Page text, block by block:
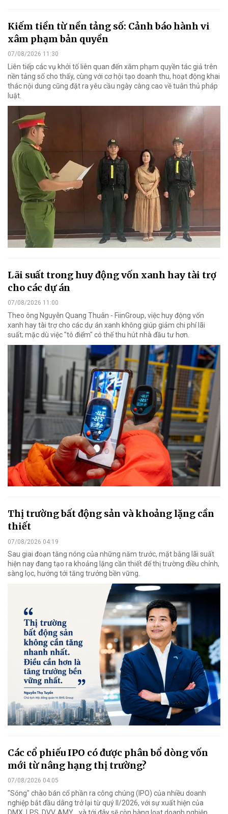
Kiếm tiền từ nền tảng số: Cảnh báo hành vi
xâm phạm bản quyền
07/08/2026 11:30
Liên tiếp các vụ khởi tố liên quan đến xâm phạm quyền tác giả trên
nền tảng số cho thấy, cùng với cơ hội tạo doanh thu, hoạt động khai
thác nội dung cũng đặt ra yêu cầu ngày càng cao về tuân thủ pháp
luật.
Lãi suất trong huy động vốn xanh hay tài trợ
cho các dự án
07/08/2026 11:00
Theo ông Nguyễn Quang Thuân - FiinGroup, việc huy động vốn
xanh hay tài trợ cho các dự án xanh không giúp giảm chi phí lãi
suất; mặc dù việc "tô điểm" có thể thu hút nhà đầu tư hơn.
Thị trường bất động sản và khoảng lặng cần
thiết
07/08/2026 04:19
Sau giai đoạn tăng nóng của những năm trước, mặt bằng lãi suất
hiện nay đang tạo ra khoảng lặng cần thiết để thị trường điều chỉnh,
sàng lọc, hướng tới tăng trưởng bền vững.
Các cổ phiếu IPO có được phân bổ dòng vốn
mới từ nâng hạng thị trường?
07/08/2026 04:05
"Sóng" chào bán cổ phần ra công chúng (IPO) của nhiều doanh
nghiệp bắt đầu dâng trở lại từ quý II/2026, với sự xuất hiện của